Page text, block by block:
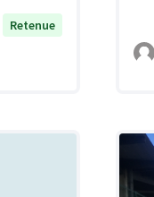
Retenue